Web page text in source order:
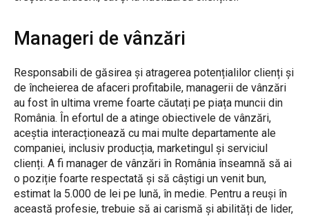
Manageri de vânzări
Responsabili de găsirea și atragerea potențialilor clienți și
de încheierea de afaceri profitabile, managerii de vânzări
au fost în ultima vreme foarte căutați pe piața muncii din
România. În efortul de a atinge obiectivele de vânzări,
aceștia interacționează cu mai multe departamente ale
companiei, inclusiv producția, marketingul și serviciul
clienți. A fi manager de vânzări în România înseamnă să ai
o poziție foarte respectată și să câștigi un venit bun,
estimat la 5.000 de lei pe lună, în medie. Pentru a reuși în
această profesie, trebuie să ai carismă și abilități de lider,